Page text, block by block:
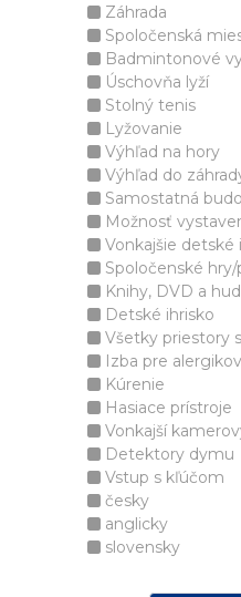
Záhrada
Spoločenská
Badmintonové
Úschovňa lyží
Stolný tenis
Lyžovanie
Výhľad na hory
Výhľad do
Samostatná
Možnosť
Vonkajšie detské
Spoločenské
Knihy, DVD a
Detské ihrisko
Všetky priestory
Izba pre alergikov
Kúrenie
Hasiace prístroje
Vonkajší
Detektory dymu
Vstup s kľúčom
česky
anglicky
slovensky